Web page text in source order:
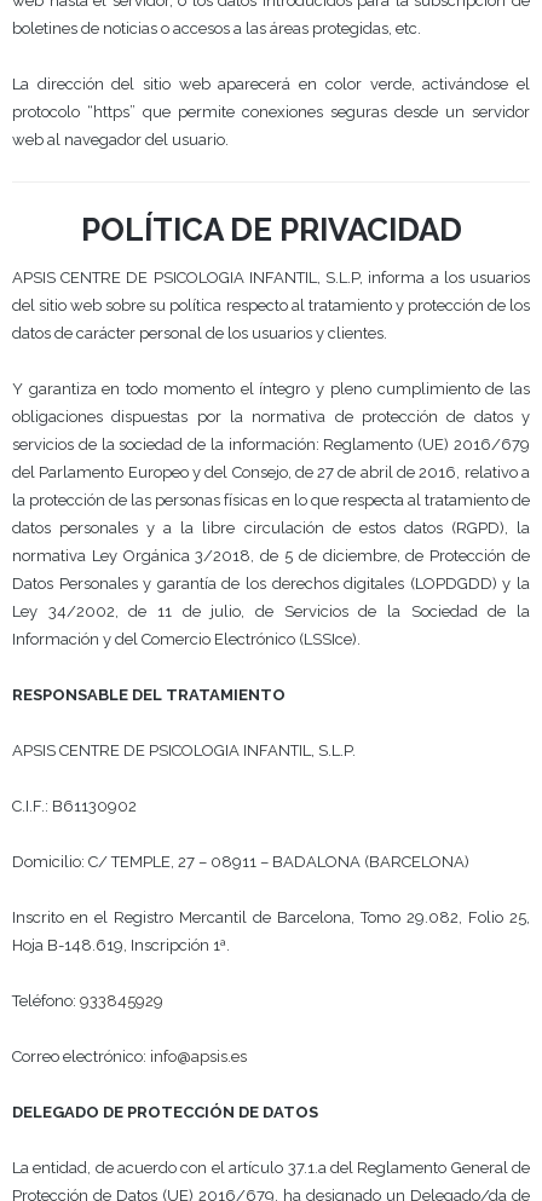
boletines de noticias o accesos a las áreas protegidas, etc.
La dirección del sitio web aparecerá en color verde, activándose el
protocolo “https” que permite conexiones seguras desde un servidor
web al navegador del usuario.
POLÍTICA DE PRIVACIDAD
APSIS CENTRE DE PSICOLOGIA INFANTIL, S.L.P, informa a los usuarios
del sitio web sobre su política respecto al tratamiento y protección de los
datos de carácter personal de los usuarios y clientes.
Y garantiza en todo momento el íntegro y pleno cumplimiento de las
obligaciones dispuestas por la normativa de protección de datos y
servicios de la sociedad de la información: Reglamento (UE) 2016/679
del Parlamento Europeo y del Consejo, de 27 de abril de 2016, relativo a
la protección de las personas físicas en lo que respecta al tratamiento de
datos personales y a la libre circulación de estos datos (RGPD), la
normativa Ley Orgánica 3/2018, de 5 de diciembre, de Protección de
Datos Personales y garantía de los derechos digitales (LOPDGDD) y la
Ley 34/2002, de 11 de julio, de Servicios de la Sociedad de la
Información y del Comercio Electrónico (LSSIce).
RESPONSABLE DEL TRATAMIENTO
APSIS CENTRE DE PSICOLOGIA INFANTIL, S.L.P.
C.I.F.: B61130902
Domicilio: C/ TEMPLE, 27 – 08911 – BADALONA (BARCELONA)
Inscrito en el Registro Mercantil de Barcelona, Tomo 29.082, Folio 25,
Hoja B-148.619, Inscripción 1ª.
Teléfono: 933845929
Correo electrónico: info@apsis.es
DELEGADO DE PROTECCIÓN DE DATOS
La entidad, de acuerdo con el artículo 37.1.a del Reglamento General de
Protección de Datos (UE) 2016/679, ha designado un Delegado/da de